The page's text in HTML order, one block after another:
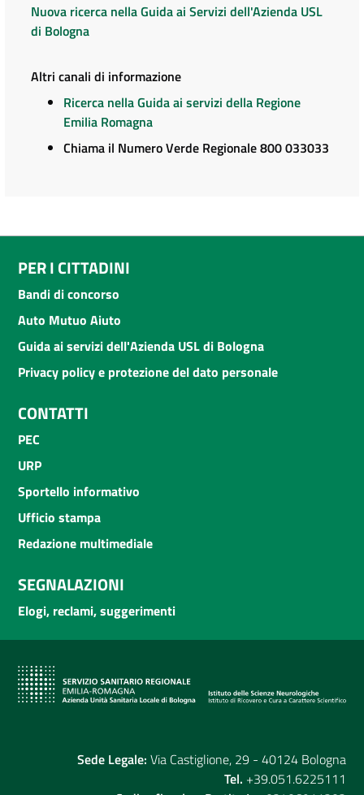
Nuova ricerca nella Guida ai Servizi dell'Azienda USL
di Bologna
Altri canali di informazione
Ricerca nella Guida ai servizi della Regione
Emilia Romagna
Chiama il Numero Verde Regionale 800 033033
PER I CITTADINI
Bandi di concorso
Auto Mutuo Aiuto
Guida ai servizi dell'Azienda USL di Bologna
Privacy policy e protezione del dato personale
CONTATTI
PEC
URP
Sportello informativo
Ufficio stampa
Redazione multimediale
SEGNALAZIONI
Elogi, reclami, suggerimenti
Sede Legale: Via Castiglione, 29 - 40124 Bologna
Tel. +39.051.6225111